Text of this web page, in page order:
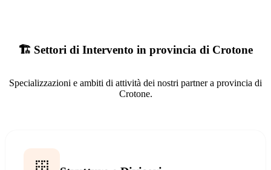
🏗️ Settori di Intervento in provincia di Crotone
Specializzazioni e ambiti di attività dei nostri partner a provincia di
Crotone.